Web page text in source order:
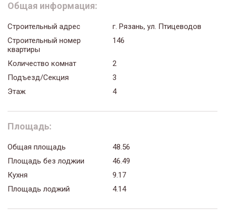
Общая информация:
Строительный адрес
г. Рязань, ул. Птицеводов
Строительный номер
квартиры
146
Количество комнат
2
Подъезд/Секция
3
Этаж
4
Площадь:
Общая площадь
48.56
Площадь без лоджии
46.49
Кухня
9.17
Площадь лоджий
4.14